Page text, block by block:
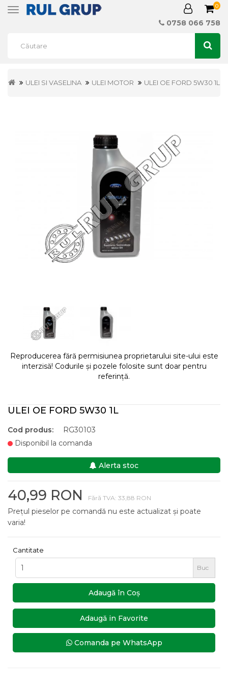
Toggle
0
0758 066 758
ULEI SI VASELINA ULEI MOTOR ULEI OE FORD 5W30 1L
Reproducerea fără permisiunea proprietarului site-ului este
interzisă! Codurile și pozele folosite sunt doar pentru
referință.
ULEI OE FORD 5W30 1L
Cod produs:
RG30103
Disponibil la comanda
Alerta stoc
40,99 RON Fără TVA: 33,88 RON
Prețul pieselor pe comandă nu este actualizat și poate
varia!
Cantitate
Buc
Adaugă în Coş
Adaugă in Favorite
Comanda pe WhatsApp